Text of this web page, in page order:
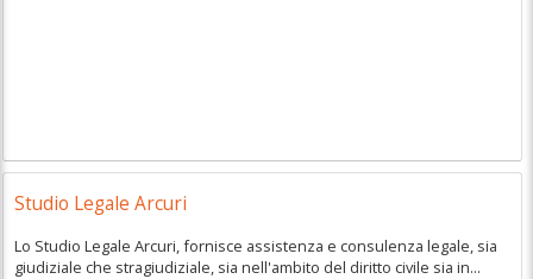
Studio Legale Arcuri
Lo Studio Legale Arcuri, fornisce assistenza e consulenza legale, sia
giudiziale che stragiudiziale, sia nell'ambito del diritto civile sia in...